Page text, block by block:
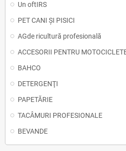
Un oftIRS
PET CANI ȘI PISICI
AGde ricultură profesională
ACCESORII PENTRU
BAHCO
DETERGENŢI
PAPETĂRIE
TACÂMURI PROFESIONALE
BEVANDE